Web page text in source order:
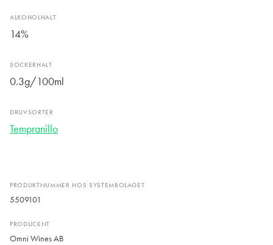
PRODUKTNUMMER HOS SYSTEMBOLAGET
5509101
PRODUCENT
Omni Wines AB
ALKOHOLHALT
14%
SOCKERHALT
0.3g/100ml
DRUVSORTER
Tempranillo